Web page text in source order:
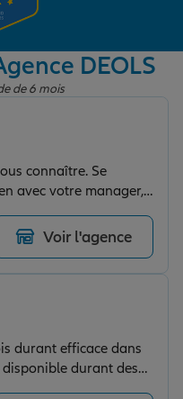
DEOLS
de 6 mois
connaître. Se
avec votre manager,
à Deols . Est ce deja
Voir l'agence
durant efficace dans
durant des